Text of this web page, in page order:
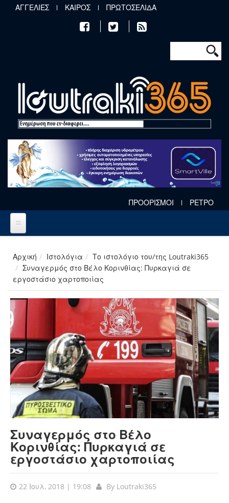
Παράκαμψη προς το κυρίως περιεχόμενο
ΑΓΓΕΛΙΕΣ ΚΑΙΡΟΣ ΠΡΩΤΟΣΕΛΙΔΑ
Φόρμα
Αναζήτηση
ΠΡΟΟΡΙΣΜΟΙ ΡΕΤΡΟ
Αρχική Ιστολόγια
Το ιστολόγιο του/της Loutraki365
Συναγερμός στο Βέλο Κορινθίας: Πυρκαγιά σε
εργοστάσιο χαρτοποιίας
Συναγερμός στο Βέλο
Κορινθίας: Πυρκαγιά σε
εργοστάσιο χαρτοποιίας
22 Ιουλ, 2018 | 19:08 By Loutraki365